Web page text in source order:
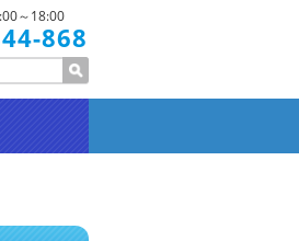
～18:00
868